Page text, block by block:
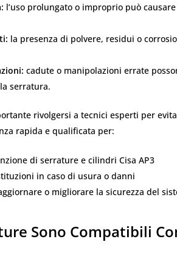
l’uso prolungato o improprio può
la presenza di polvere, residui o
cadute o manipolazioni errate
serratura.
rivolgersi a tecnici esperti per
rapida e qualificata per:
di serrature e cilindri Cisa AP3
in caso di usura o danni
o migliorare la sicurezza del
Sono Compatibili